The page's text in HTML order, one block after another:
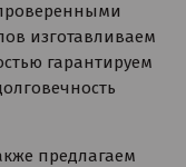
изготавливаем
гарантируем
предлагаем